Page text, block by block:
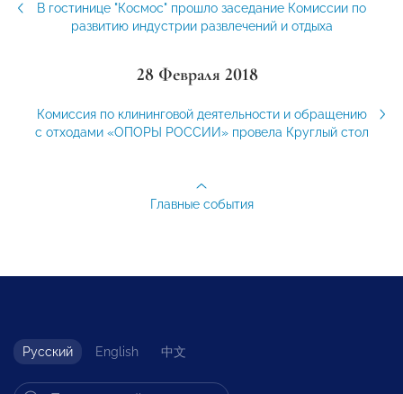
В гостинице "Космос" прошло заседание Комиссии по
развитию индустрии развлечений и отдыха
28 Февраля 2018
Комиссия по клининговой деятельности и обращению
с отходами «ОПОРЫ РОССИИ» провела Круглый стол
Главные события
Русский English 中文